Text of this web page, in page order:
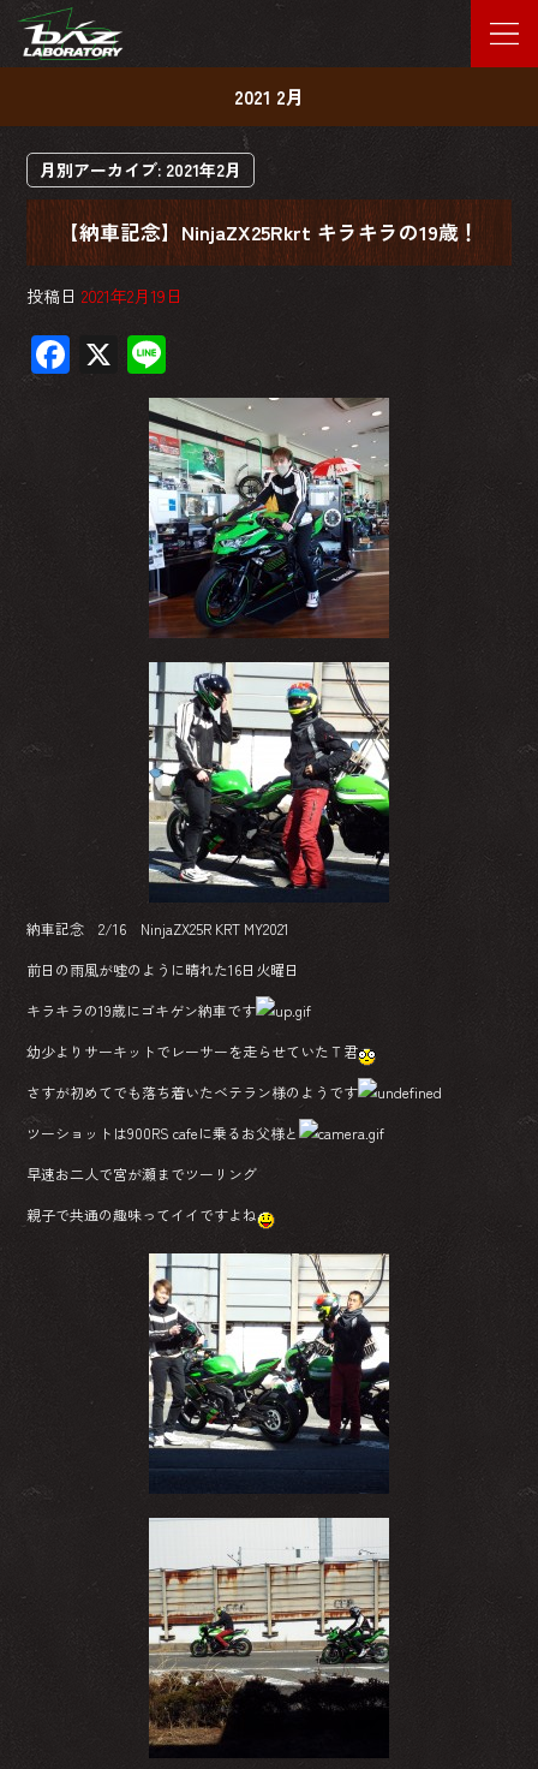
2021 2月
月別アーカイブ: 2021年2月
【納車記念】NinjaZX25Rkrt キラキラの19歳！
投稿日 2021年2月19日
F
ac
X
ne
納車記念 2/16 NinjaZX25R KRT MY2021
前日の雨風が嘘のように晴れた16日火曜日
キラキラの19歳にゴキゲン納車です
幼少よりサーキットでレーサーを走らせていたＴ君
さすが初めてでも落ち着いたベテラン様のようです
ツーショットは900RS cafeに乗るお父様と
早速お二人で宮が瀬までツーリング
親子で共通の趣味ってイイですよね